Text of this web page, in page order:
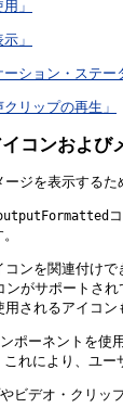
」
」
ション・ステー
リップの再生」
コンおよび
ジを表示する
ンを関連付け
がサポートさ
されるアイコ
ポーネントを使
れにより、ユ
ビデオ・クリ